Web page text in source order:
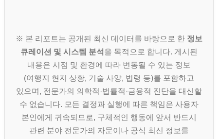
※ 본 리포트는 공개된 최신 데이터를 바탕으로 한 정보
큐레이션 및 시스템 분석 을 목적으로 합니다. 게시된
내용은 시점 및 환경에 따라 변동될 수 있는 정보
(여행지 현지 상황, 기술 사양, 법령 등)를 포함하고
있으며, 전문가의 의학적·법률적·금융적 진단을 대신할
수 없습니다. 모든 결정과 실행에 따른 책임은 사용자
본인에게 귀속되므로, 구체적인 행동에 앞서 반드시
관련 분야 전문가의 자문이나 공식 최신 정보를